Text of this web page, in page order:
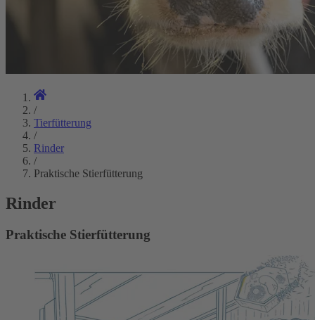
/
Tierfütterung
/
Rinder
/
Praktische Stierfütterung
Rinder
Praktische Stierfütterung